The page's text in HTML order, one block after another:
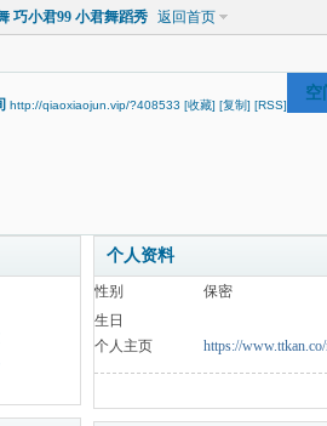
巧小君99 小君舞蹈秀 返回首页
http://qiaoxiaojun.vip/?408533 [收藏] [复制] [RSS]
空
个人资料
性别
保密
生日
个人主页
https://